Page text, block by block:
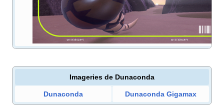
Imageries de Dunaconda
Dunaconda Dunaconda Gigamax